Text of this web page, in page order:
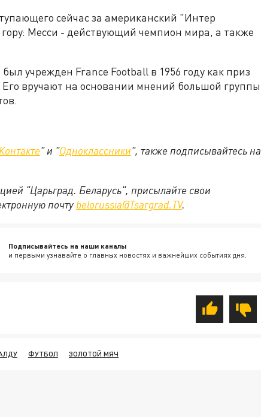
сейчас за американский "Интер
Месси - действующий чемпион мира, а также
учрежден France Football в 1956 году как приз
Его вручают на основании мнений большой группы
" и "Одноклассники", также подписывайтесь на
"Царьград. Беларусь", присылайте свои
почту belorussia@Tsargrad.TV.
Подписывайтесь на наши каналы
и первыми узнавайте о главных новостях и важнейших событиях дня.
ФУТБОЛ ЗОЛОТОЙ МЯЧ